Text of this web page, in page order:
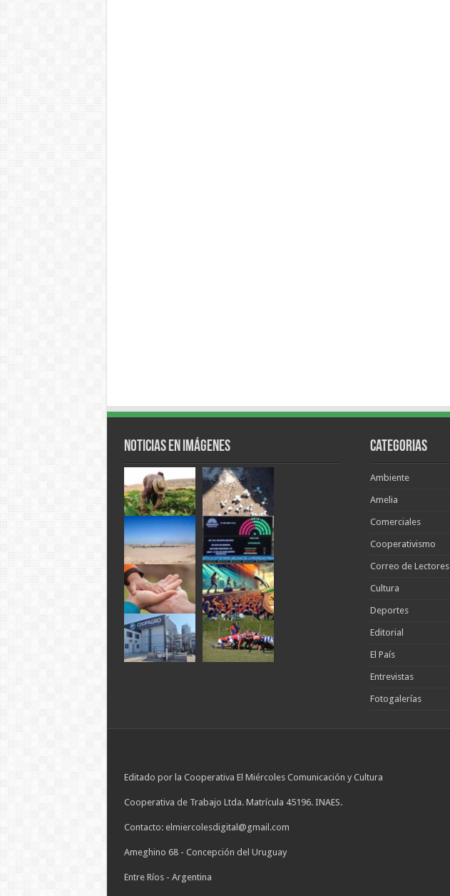
Noticias en Imágenes Categorias
Ambiente
Amelia
Comerciales
Cooperativismo
Correo de Lectores
Cultura
Deportes
Editorial
El País
Entrevistas
Fotogalerías
Editado por la Cooperativa El Miércoles Comunicación y Cultura
Cooperativa de Trabajo Ltda. Matrícula 45196. INAES.
Contacto: elmiercolesdigital@gmail.com
Ameghino 68 - Concepción del Uruguay
Entre Ríos - Argentina